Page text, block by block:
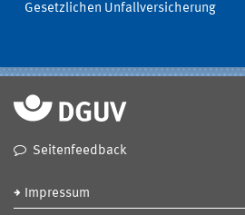
Gesetzlichen Unfallversicherung
Seitenfeedback
Impressum